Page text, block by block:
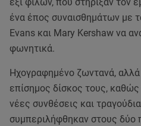
έξι φίλων, που στήριξαν τον
ένα έπος συναισθημάτων με
Evans και Mary Kershaw να
φωνητικά.
Ηχογραφημένο ζωντανά, αλλά
επίσημος δίσκος τους, καθώς
νέες συνθέσεις και
συμπεριλήφθηκαν στους δύο